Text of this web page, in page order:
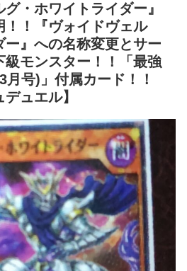
グ・ホワイトライダー』
！！『ヴォイドヴェル
ー』への名称変更とサー
級モンスター！！「最強
月号)」付属カード！！
ュエル】